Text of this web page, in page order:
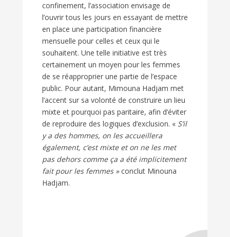
confinement, l’association envisage de
l’ouvrir tous les jours en essayant de mettre
en place une participation financière
mensuelle pour celles et ceux qui le
souhaitent. Une telle initiative est très
certainement un moyen pour les femmes
de se réapproprier une partie de l’espace
public. Pour autant, Mimouna Hadjam met
l’accent sur sa volonté de construire un lieu
mixte et pourquoi pas paritaire, afin d’éviter
de reproduire des logiques d’exclusion. « S’il
y a des hommes, on les accueillera
également, c’est mixte et on ne les met
pas dehors comme ça a été implicitement
fait pour les femmes »conclut Minouna
Hadjam.